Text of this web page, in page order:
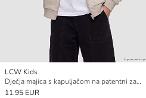
LCW Kids
Dječja majica s kapuljačom na patentni zatvarač
11.95 EUR